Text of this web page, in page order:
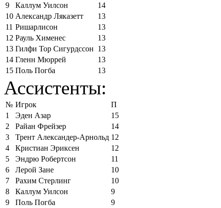
9
Каллум Уилсон
14
10 Александр Ляказетт
13
11 Ришарлисон
13
12 Рауль Хименес
13
13 Гилфи Тор Сигурдссон 13
14 Гленн Мюррей
13
15 Поль Погба 13
Ассистенты:
№ Игрок
П
1
Эден Азар
15
2
Райан Фрейзер
14
3
Трент Александер-Арнольд 12
4
Кристиан Эриксен
12
5
Эндрю Робертсон
11
6
Лерой Зане
10
7
Рахим Стерлинг
10
8
Каллум Уилсон
9
9
Поль Погба
9